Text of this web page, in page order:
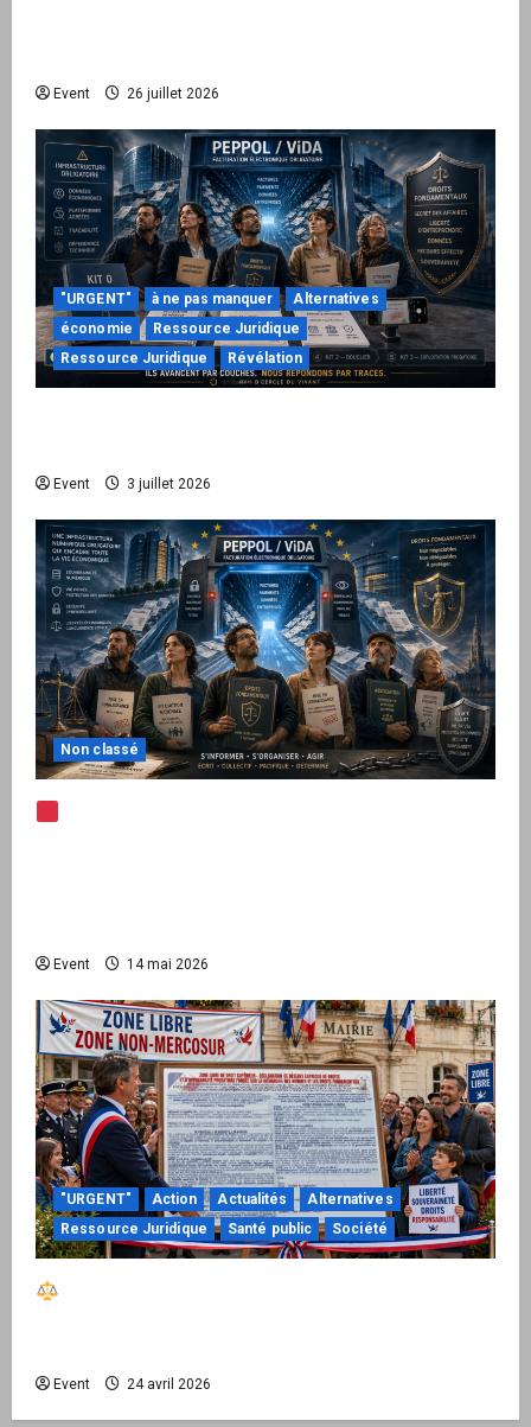
Event 26 juillet 2026
"URGENT" à ne pas manquer
Alternatives
économie
Ressource Juridique
Ressource Juridique
Révélation
Event 3 juillet 2026
Non classé
Event 14 mai 2026
"URGENT" Action Actualités
Alternatives
Ressource Juridique
Santé public Société
Event 24 avril 2026